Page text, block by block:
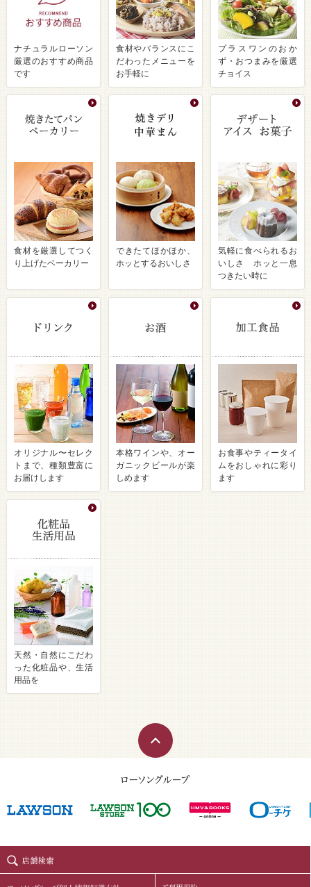
ナチュラルローソン
厳選のおすすめ商品
です
食材やバランスにこ
だわったメニューを
お手軽に
プラスワンのおか
ず・おつまみを厳選
チョイス
食材を厳選してつく
り上げたベーカリー
できたてほかほか、
ホッとするおいしさ
気軽に食べられるお
いしさ ホッと一息
つきたい時に
オリジナル〜セレク
トまで、種類豊富に
お届けします
本格ワインや、オー
ガニックビールが楽
しめます
お食事やティータイ
ムをおしゃれに彩り
ます
天然・自然にこだわ
った化粧品や、生活
用品を